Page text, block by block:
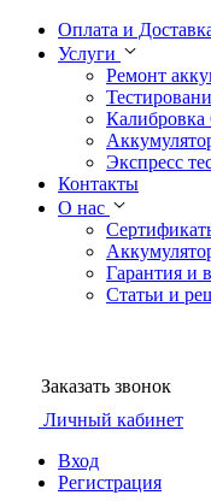
Оплата и
Услуги
Ремонт
Калибровка
Экспресс
Контакты
О нас
Гарантия и
Статьи и
Заказать звонок
Личный кабинет
Вход
Регистрация